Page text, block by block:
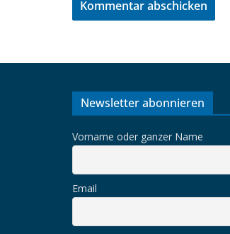
Newsletter abonnieren
Vorname oder ganzer Name
Email